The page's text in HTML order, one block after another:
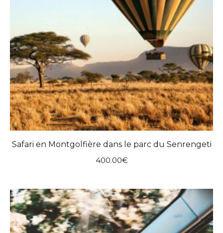
Safari en Montgolfière dans le parc du Senrengeti
400.00€